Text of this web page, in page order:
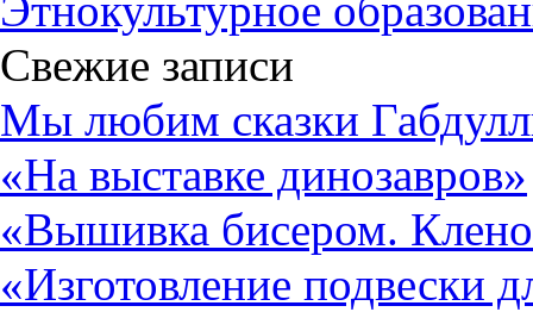
Свежие записи
Мы любим сказки
«На выставке динозавров»
«Вышивка бисером.
«Изготовление подвески